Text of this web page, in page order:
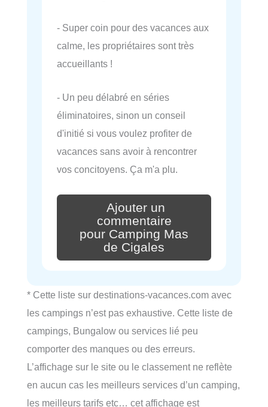
- Super coin pour des vacances aux
calme, les propriétaires sont très
accueillants !
- Un peu délabré en séries
éliminatoires, sinon un conseil
d'initié si vous voulez profiter de
vacances sans avoir à rencontrer
vos concitoyens. Ça m'a plu.
Ajouter un
commentaire
pour Camping Mas
de Cigales
* Cette liste sur destinations-vacances.com avec
les campings n’est pas exhaustive. Cette liste de
campings, Bungalow ou services lié peu
comporter des manques ou des erreurs.
L’affichage sur le site ou le classement ne reflète
en aucun cas les meilleurs services d’un camping,
les meilleurs tarifs etc… cet affichage est